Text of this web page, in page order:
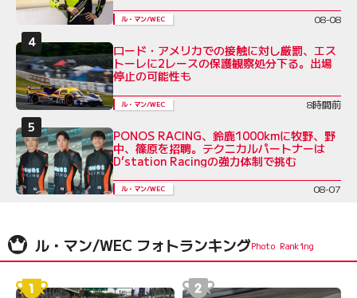
ル・マン/WEC 08-08
ロード・アメリカでの接触に対し厳罰、エス
トーレに2レースの保護観察処分下る。出場
停止の可能性も
ル・マン/WEC 8時間前
PONOS RACING、鈴鹿1000kmに牧野、野
中、篠原を招聘。テクニカルパートナーは
D’station Racingの強力体制で挑む
ル・マン/WEC 08-07
ル・マン/WEC フォトランキング